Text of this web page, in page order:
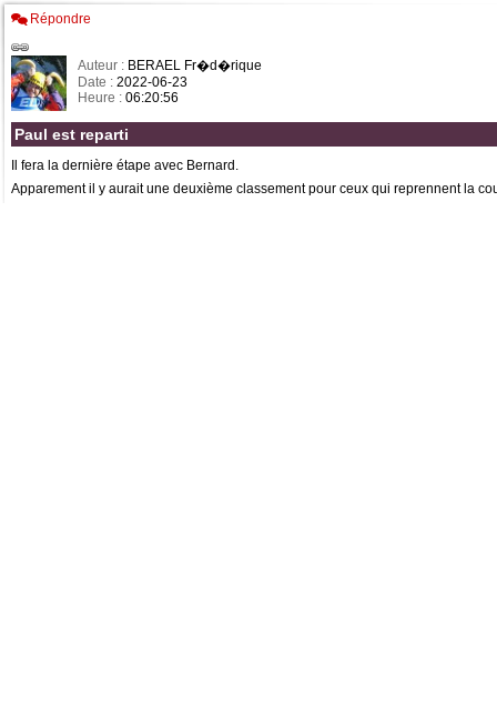
Répondre
Auteur : BERAEL Fr�d�rique
Date : 2022-06-23
Heure : 06:20:56
Paul est reparti
Il fera la dernière étape avec Bernard.
Apparement il y aurait une deuxième classement pour ceux qui reprennent la